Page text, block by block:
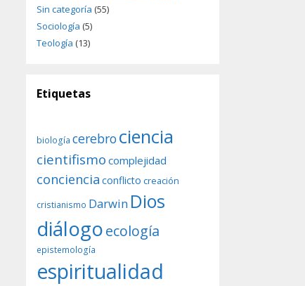
Sin categoría (55)
Sociología (5)
Teología (13)
Etiquetas
biología cerebro ciencia
cientifismo complejidad
conciencia conflicto creación
cristianismo Darwin Dios
diálogoecología
epistemología
espiritualidad